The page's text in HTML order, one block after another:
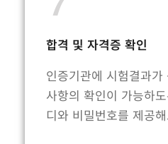
합격 및 자격증 확인
인증기관에 시험결과
사항의 확인이 가능하
디와 비밀번호를 제공